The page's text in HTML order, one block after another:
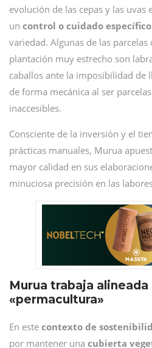
evolución de las cepas y las uvas
un control o cuidado
variedad. Algunas de las
plantación muy estrecho son
caballos ante la imposibilidad de
de forma mecánica al ser
inaccesibles.
Consciente de la inversión y el
prácticas manuales, Murua
mayor calidad en sus
minuciosa precisión en las
Murua trabaja alineada
«permacultura»
En este contexto de
por mantener una cubierta